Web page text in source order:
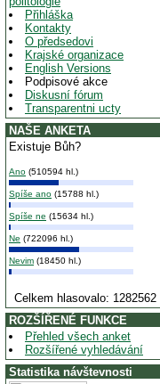
Přihláška
Kontakty
O předsedovi
Krajské organizace
English Versions
Podpisové akce
Diskusní fórum
Transparentni ucty
NAŠE ANKETA
Existuje Bůh?
Ano (510594 hl.)
Spíše ano (15788 hl.)
Spíše ne (15634 hl.)
Ne (722096 hl.)
Nevim (18450 hl.)
Celkem hlasovalo: 1282562
ROZŠÍŘENÉ FUNKCE
Přehled všech anket
Rozšířené vyhledávání
Statistika návštevnosti